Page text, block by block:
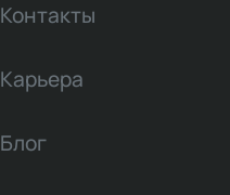
Контакты
Карьера
Блог